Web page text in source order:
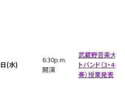
(水)
6:30p.m.
開演
武蔵野音楽大学
トバンド（3・4
奏）授業発表